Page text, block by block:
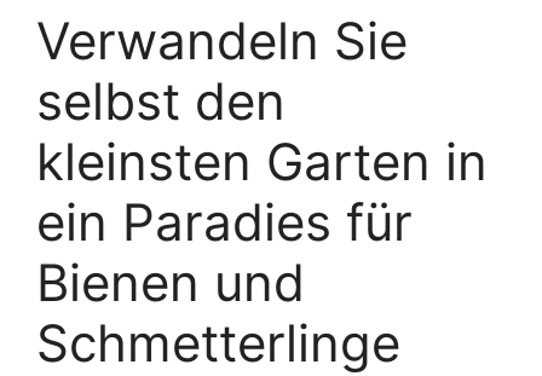
Verwandeln Sie
selbst den
kleinsten Garten in
ein Paradies für
Bienen und
Schmetterlinge